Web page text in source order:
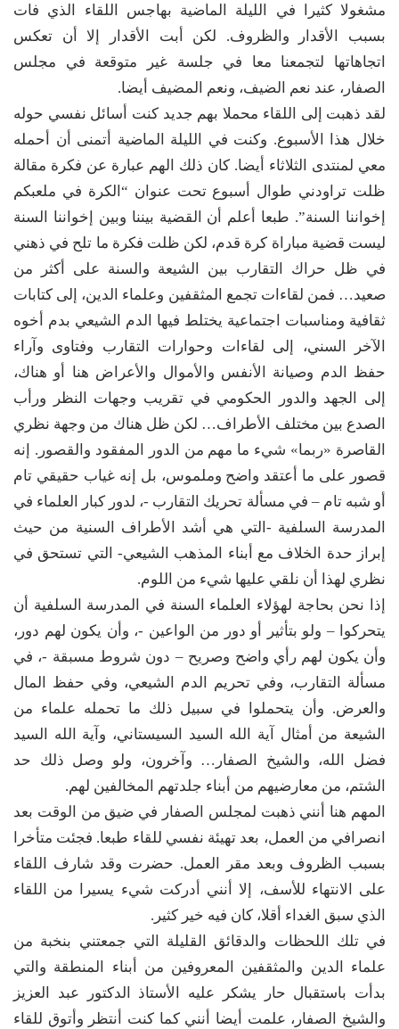
مشغولا كثيرا في الليلة الماضية بهاجس اللقاء الذي فات
بسبب الأقدار والظروف. لكن أبت الأقدار إلا أن تعكس
اتجاهاتها لتجمعنا معا في جلسة غير متوقعة في مجلس
الصفار، عند نعم الضيف، ونعم المضيف أيضا.
لقد ذهبت إلى اللقاء محملا بهم جديد كنت أسائل نفسي حوله
خلال هذا الأسبوع. وكنت في الليلة الماضية أتمنى أن أحمله
معي لمنتدى الثلاثاء أيضا. كان ذلك الهم عبارة عن فكرة مقالة
ظلت تراودني طوال أسبوع تحت عنوان “الكرة في ملعبكم
إخواننا السنة”. طبعا أعلم أن القضية بيننا وبين إخواننا السنة
ليست قضية مباراة كرة قدم، لكن ظلت فكرة ما تلح في ذهني
في ظل حراك التقارب بين الشيعة والسنة على أكثر من
صعيد… فمن لقاءات تجمع المثقفين وعلماء الدين، إلى كتابات
ثقافية ومناسبات اجتماعية يختلط فيها الدم الشيعي بدم أخوه
الآخر السني، إلى لقاءات وحوارات التقارب وفتاوى وآراء
حفظ الدم وصيانة الأنفس والأموال والأعراض هنا أو هناك،
إلى الجهد والدور الحكومي في تقريب وجهات النظر ورأب
الصدع بين مختلف الأطراف… لكن ظل هناك من وجهة نظري
القاصرة «ربما» شيء ما مهم من الدور المفقود والقصور. إنه
قصور على ما أعتقد واضح وملموس، بل إنه غياب حقيقي تام
أو شبه تام – في مسألة تحريك التقارب -، لدور كبار العلماء في
المدرسة السلفية -التي هي أشد الأطراف السنية من حيث
إبراز حدة الخلاف مع أبناء المذهب الشيعي- التي تستحق في
نظري لهذا أن نلقي عليها شيء من اللوم.
إذا نحن بحاجة لهؤلاء العلماء السنة في المدرسة السلفية أن
يتحركوا – ولو بتأثير أو دور من الواعين -، وأن يكون لهم دور،
وأن يكون لهم رأي واضح وصريح – دون شروط مسبقة -، في
مسألة التقارب، وفي تحريم الدم الشيعي، وفي حفظ المال
والعرض. وأن يتحملوا في سبيل ذلك ما تحمله علماء من
الشيعة من أمثال آية الله السيد السيستاني، وآية الله السيد
فضل الله، والشيخ الصفار… وآخرون، ولو وصل ذلك حد
الشتم، من معارضيهم من أبناء جلدتهم المخالفين لهم.
المهم هنا أنني ذهبت لمجلس الصفار في ضيق من الوقت بعد
انصرافي من العمل، بعد تهيئة نفسي للقاء طبعا. فجئت متأخرا
بسبب الظروف وبعد مقر العمل. حضرت وقد شارف اللقاء
على الانتهاء للأسف، إلا أنني أدركت شيء يسيرا من اللقاء
الذي سبق الغداء أقلا، كان فيه خير كثير.
في تلك اللحظات والدقائق القليلة التي جمعتني بنخبة من
علماء الدين والمثقفين المعروفين من أبناء المنطقة والتي
بدأت باستقبال حار يشكر عليه الأستاذ الدكتور عبد العزيز
والشيخ الصفار، علمت أيضا أنني كما كنت أنتظر وأتوق للقاء